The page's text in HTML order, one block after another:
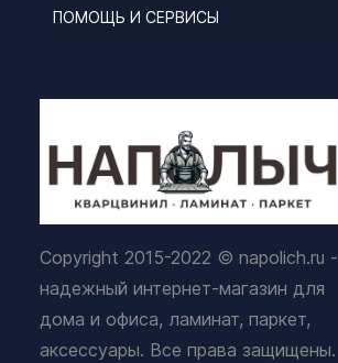
ПОМОЩЬ И СЕРВИСЫ
Copyright 2015-2022 © napolich.ru -
надежный интернет-магазин для
дома и офиса, ламинат, паркет,
аксессуары. Все права защищены.